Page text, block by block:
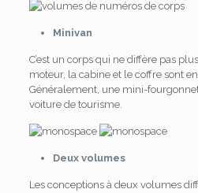
Minivan
C’est un corps qui ne diffère pas
moteur, la cabine et le coffre sont
Généralement, une mini-
voiture de tourisme.
Deux volumes
Les conceptions à deux volumes